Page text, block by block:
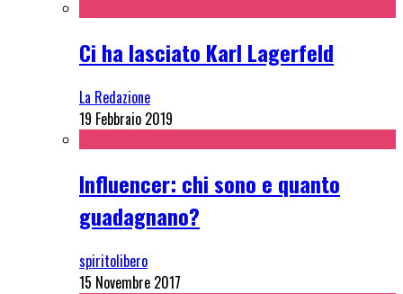
Ci ha lasciato Karl Lagerfeld
La Redazione
19 Febbraio 2019
Influencer: chi sono e quanto
guadagnano?
spiritolibero
15 Novembre 2017